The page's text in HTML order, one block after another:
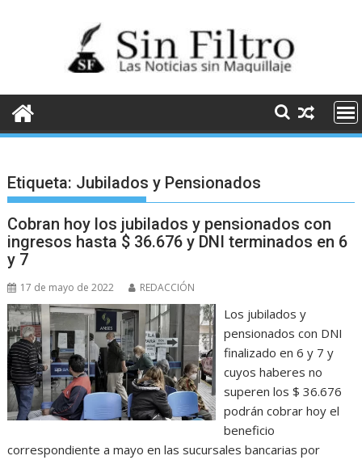
Etiqueta: Jubilados y Pensionados
Cobran hoy los jubilados y pensionados con
ingresos hasta $ 36.676 y DNI terminados en 6
y 7
17 de mayo de 2022 REDACCIÓN
Los jubilados y
pensionados con DNI
finalizado en 6 y 7 y
cuyos haberes no
superen los $ 36.676
podrán cobrar hoy el
beneficio
correspondiente a mayo en las sucursales bancarias por